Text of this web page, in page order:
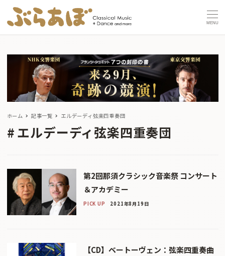
MENU
ホーム 記事一覧 エルデーディ弦楽四重奏団
エルデーディ弦楽四重奏団
第2回那須クラシック音楽祭 コンサート
＆アカデミー
PICK UP 2021年8月19日
【CD】ベートーヴェン：弦楽四重奏曲